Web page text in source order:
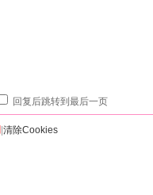
回复后跳转到最后一页
清除Cookies